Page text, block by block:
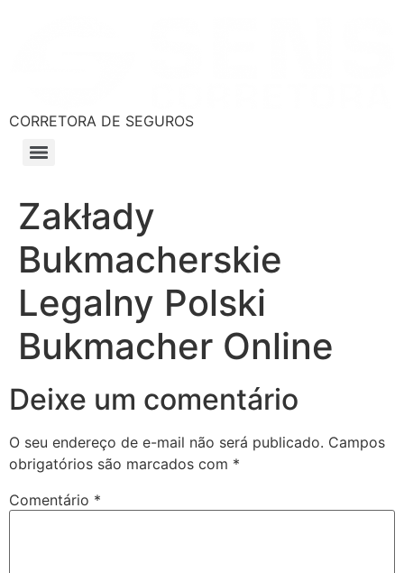
CORRETORA DE SEGUROS
Zakłady
Bukmacherskie
Legalny Polski
Bukmacher Online
Deixe um comentário
O seu endereço de e-mail não será publicado. Campos
obrigatórios são marcados com *
Comentário *